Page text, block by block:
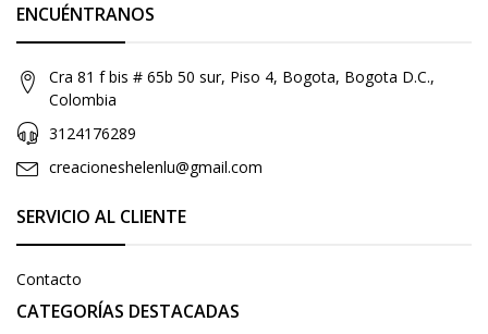
ENCUÉNTRANOS
Cra 81 f bis # 65b 50 sur, Piso 4, Bogota, Bogota D.C.,
Colombia
3124176289
creacioneshelenlu@gmail.com
SERVICIO AL CLIENTE
Contacto
CATEGORÍAS DESTACADAS